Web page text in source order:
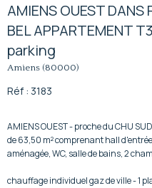
AMIENS OUEST DANS
BEL APPARTEMENT
parking
Amiens (80000)
Réf : 3183
AMIENS OUEST - proche du CHU
de 63,50 m² comprenant hall
aménagée, WC, salle de bains, 2
chauffage individuel gaz de ville - 1